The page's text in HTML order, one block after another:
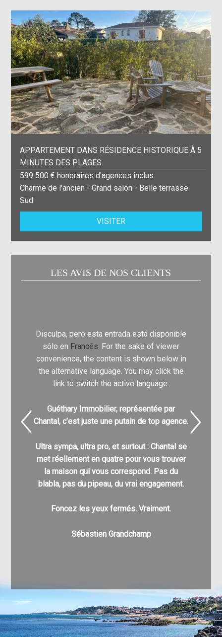
APPARTEMENT DANS RÉSIDENCE HISTORIQUE À 5
MINUTES DES PLAGES.
599 500 € honoraires d'agences inclus
Charme de l'ancien - Grand salon - Belle terrasse
Sud
VISITER
LES AVIS DE NOS CLIENTS
Disculpa, pero esta entrada está disponible
sólo en Francés. For the sake of viewer
convenience, the content is shown below in
the alternative language. You may click the
link to switch the active language.
Guéthary Immobilier, représentée par
Chantal, c’est juste une putain de top agence.
Ultra sympa, ultra pro, et surtout : Chantal se
met réellement en quatre pour vous trouver
la maison qui vous correspond. Pas du
blabla, pas du pipeau, du vrai engagement.
Foncez les yeux fermés. Vraiment.
Sébastien Grandchamp